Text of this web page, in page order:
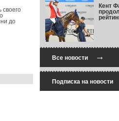
до
Кент
Все новости→
Подписка на новости